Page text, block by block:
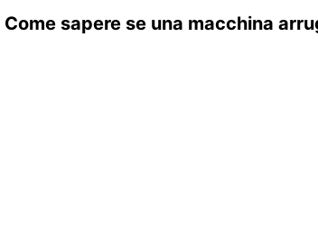
Come sapere se una macchina